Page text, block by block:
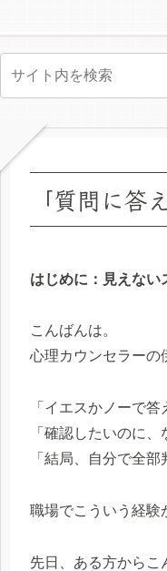
「質問に
はじめに：見えない
こんばんは。
心理カウンセラーの
「イエスかノーで
「確認したいのに、
「結局、自分で全
職場でこういう経験
先日、ある方からこ